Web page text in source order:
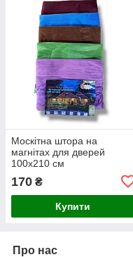
Москітна штора на
магнітах для дверей
100х210 см
170 ₴
Купити
Про нас